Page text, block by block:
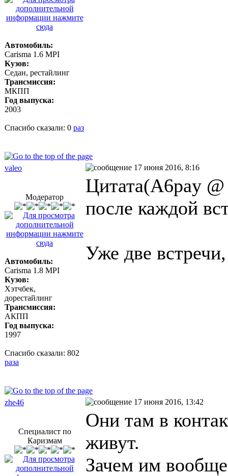
Автомобиль:
Carisma 1.6 MPI
Кузов:
Седан, рестайлинг
Трансмиссия:
МКПП
Год выпуска:
2003
Спасибо сказали: 0 раз
valeo 17 июня 2016, 8:16
Модератор
Автомобиль:
Carisma 1.8 MPI
Кузов:
Хэтчбек,
дорестайлинг
Трансмиссия:
АКПП
Год выпуска:
1997
Спасибо сказали: 802
раза
Цитата(A6pay
после каждой
Уже две
zhe46 17 июня 2016, 13:42
Специалист по
Каризмам
Они там в
живут.
Зачем им